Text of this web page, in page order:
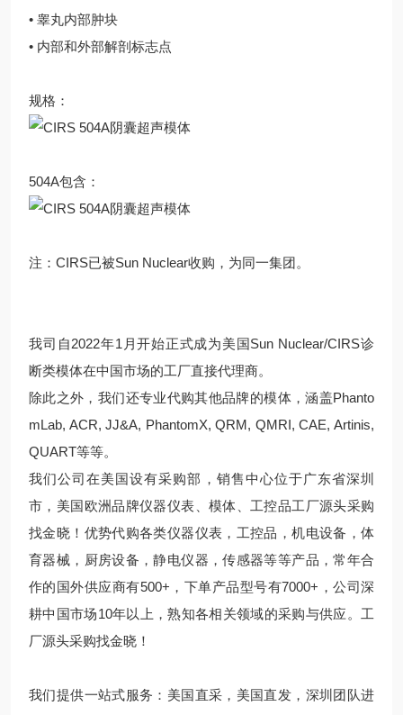
• 睾丸内部肿块
• 内部和外部解剖标志点
规格：
504A包含：
注：CIRS已被Sun Nuclear收购，为同一集团。
我司自2022年1月开始正式成为美国Sun Nuclear/CIRS诊
断类模体在中国市场的工厂直接代理商。
除此之外，我们还专业代购其他品牌的模体，涵盖Phanto
mLab, ACR, JJ&A, PhantomX, QRM, QMRI, CAE, Artinis,
QUART等等。
我们公司在美国设有采购部，销售中心位于广东省深圳
市，美国欧洲品牌仪器仪表、模体、工控品工厂源头采购
找金晓！优势代购各类仪器仪表，工控品，机电设备，体
育器械，厨房设备，静电仪器，传感器等等产品，常年合
作的国外供应商有500+，下单产品型号有7000+，公司深
耕中国市场10年以上，熟知各相关领域的采购与供应。工
厂源头采购找金晓！
我们提供一站式服务：美国直采，美国直发，深圳团队进